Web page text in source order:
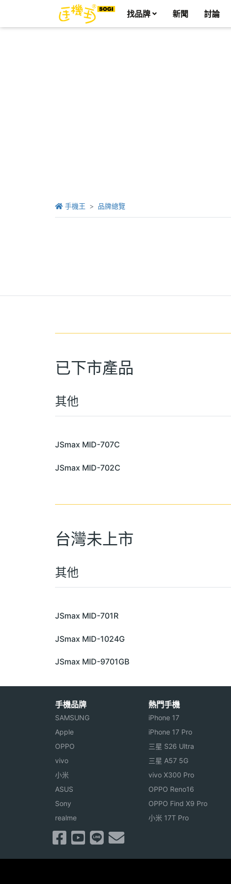
找品牌 新聞 討論
手機王 品牌總覽
已下市產品
其他
JSmax MID-707C
JSmax MID-702C
台灣未上市
其他
JSmax MID-701R
JSmax MID-1024G
JSmax MID-9701GB
手機品牌
SAMSUNG
Apple
OPPO
vivo
小米
ASUS
Sony
realme
熱門手機
iPhone 17
iPhone 17 Pro
三星 S26 Ultra
三星 A57 5G
vivo X300 Pro
OPPO Reno16
OPPO Find X9 Pro
小米 17T Pro